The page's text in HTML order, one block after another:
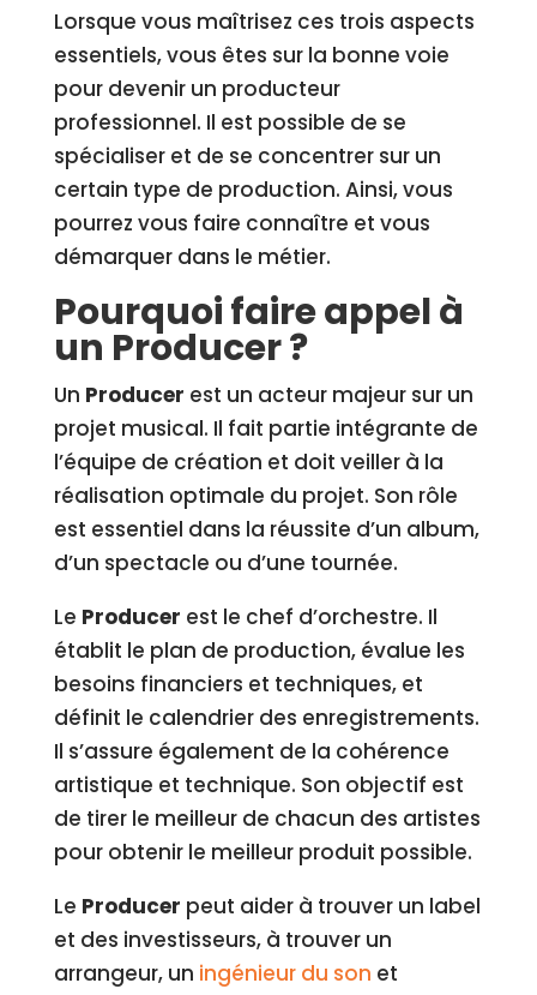
Lorsque vous maîtrisez ces trois aspects
essentiels, vous êtes sur la bonne voie
pour devenir un producteur
professionnel. Il est possible de se
spécialiser et de se concentrer sur un
certain type de production. Ainsi, vous
pourrez vous faire connaître et vous
démarquer dans le métier.
Pourquoi faire appel à
un Producer ?
Un Producer est un acteur majeur sur un
projet musical. Il fait partie intégrante de
l’équipe de création et doit veiller à la
réalisation optimale du projet. Son rôle
est essentiel dans la réussite d’un album,
d’un spectacle ou d’une tournée.
Le Producer est le chef d’orchestre. Il
établit le plan de production, évalue les
besoins financiers et techniques, et
définit le calendrier des enregistrements.
Il s’assure également de la cohérence
artistique et technique. Son objectif est
de tirer le meilleur de chacun des artistes
pour obtenir le meilleur produit possible.
Le Producer peut aider à trouver un label
et des investisseurs, à trouver un
arrangeur, un ingénieur du son et